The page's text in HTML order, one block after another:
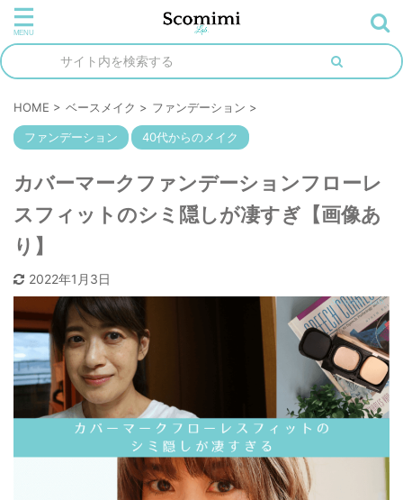
HOME > ベースメイク > ファンデーション >
ファンデーション 40代からのメイク
カバーマークファンデーションフローレ
スフィットのシミ隠しが凄すぎ【画像あ
り】
2022年1月3日